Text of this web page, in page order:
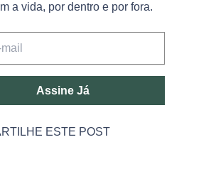
a vida, por dentro e por fora.
Assine Já
ESTE POST